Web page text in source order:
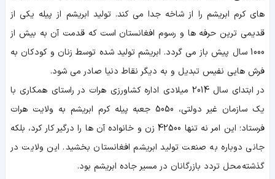
های کرم ابریشم را از شاخه جدا می کند. تولید ابریشم از پیله یکی از
قدیمی ترین حرفه ها و رسوم افغانستان است که قدمت آن به بیش از
1000 سال پیش باز می گردد. ابریشم تولید شده توسط زنان و کودکان به
فرش هایی نفیس تبدیل و به دیگر نقاط دنیا صادر می شود.
در ابتدای سال 2014 میلادی اداره کشاورزی هرات در راستای همکاری با
یک سازمان غیر دولتی، 5050 جعبه پیله کرم ابریشم به ولایت هرات
فرستاد؛ این امر نه تنها 42500 زن و خانواده آن ها را درگیر کار کرد، بلکه
جانی دوباره به صنعت تولید ابریشم افغانستان بخشید. این ولایت در
گذشته محل تردد بازرگانان در مسیر جاده ابریشم بود.